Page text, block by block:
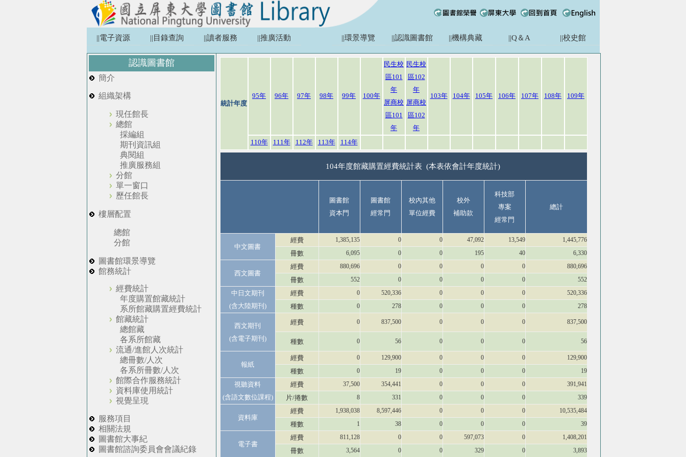
||電子資源 ||目錄查詢 ||讀者服務 ||推廣活動 ||環景導覽 ||認識圖書館 ||機構典藏 ||Q＆A ||校史館
認識圖書館
簡介
組織架構
現任館長
總館
採編組
期刊資訊組
典閱組
推廣服務組
分館
單一窗口
歷任館長
樓層配置
總館
分館
圖書館環景導覽
館務統計
經費統計
年度購置館藏統計
系所館藏購置經費統計
館藏統計
總館藏
各系所館藏
流通/進館人次統計
總冊數/人次
各系所冊數/人次
館際合作服務統計
資料庫使用統計
視覺呈現
服務項目
相關法規
圖書館大事紀
圖書館諮詢委員會會議紀錄
統計年度
95年 96年 97年 98年 99年 100年
民生校
區101
年
屏商校
區101
年
民生校
區102
年
屏商校
區102
年
103年 104年 105年 106年 107年 108年 109年
110年 111年 112年 113年 114年
104年度館藏購置經費統計表 (本表依會計年度統計)
圖書館
資本門
圖書館
經常門
校內其他
單位經費
校外
補助款
科技部
專案
經常門
總計
中文圖書
經費 1,385,135 0 0 47,092 13,549 1,445,776
冊數 6,095 0 0 195 40 6,330
西文圖書
經費 880,696 0 0 0 0 880,696
冊數 552 0 0 0 0 552
中日文期刊
(含大陸期刊)
經費 0 520,336 0 0 0 520,336
種數 0 278 0 0 0 278
西文期刊
(含電子期刊)
經費 0 837,500 0 0 0 837,500
種數 0 56 0 0 0 56
報紙
經費 0 129,900 0 0 0 129,900
種數 0 19 0 0 0 19
視聽資料
(含語文數位課程)
經費 37,500 354,441 0 0 0 391,941
片/捲數 8 331 0 0 0 339
資料庫
經費 1,938,038 8,597,446 0 0 0 10,535,484
種數 1 38 0 0 0 39
電子書
經費 811,128 0 0 597,073 0 1,408,201
冊數 3,564 0 0 329 0 3,893